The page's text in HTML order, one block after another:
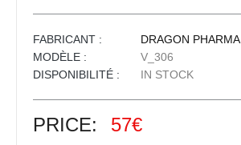
FABRICANT :
DRAGON PHARMA
MODÈLE :
V_306
DISPONIBILITÉ :
IN STOCK
PRICE: 57€